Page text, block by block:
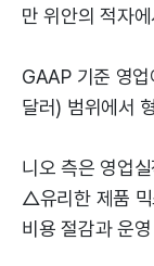
만 위안의 적자
GAAP 기준 영
달러) 범위에서
니오 측은 영업
△유리한 제품
비용 절감과 운